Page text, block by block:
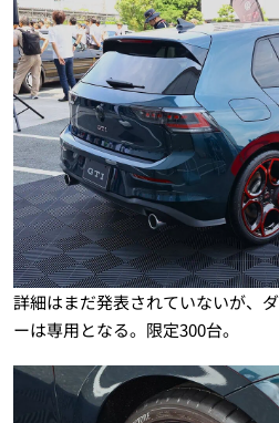
詳細はまだ発表されていないが、
ーは専用となる。限定300台。